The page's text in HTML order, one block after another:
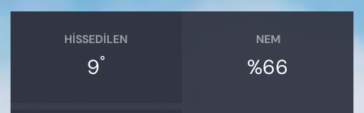
HISSEDILEN
9°
NEM
%66